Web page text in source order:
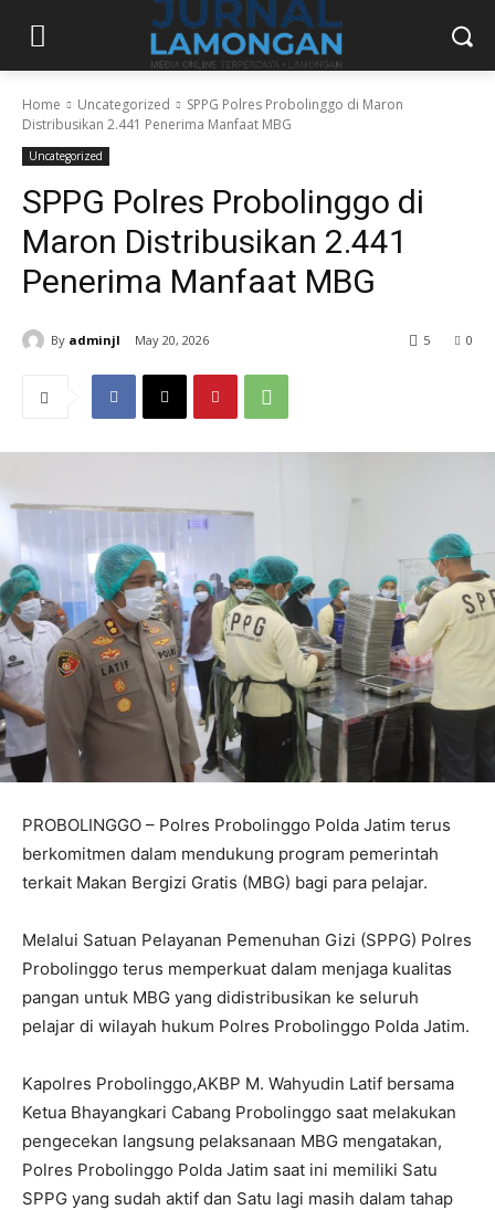
Home Uncategorized
SPPG Polres Probolinggo di Maron
Distribusikan 2.441 Penerima Manfaat MBG
Uncategorized
SPPG Polres Probolinggo di
Maron Distribusikan 2.441
Penerima Manfaat MBG
By adminjl May 20, 2026 0
5
PROBOLINGGO – Polres Probolinggo Polda Jatim terus
berkomitmen dalam mendukung program pemerintah
terkait Makan Bergizi Gratis (MBG) bagi para pelajar.
Melalui Satuan Pelayanan Pemenuhan Gizi (SPPG) Polres
Probolinggo terus memperkuat dalam menjaga kualitas
pangan untuk MBG yang didistribusikan ke seluruh
pelajar di wilayah hukum Polres Probolinggo Polda Jatim.
Kapolres Probolinggo,AKBP M. Wahyudin Latif bersama
Ketua Bhayangkari Cabang Probolinggo saat melakukan
pengecekan langsung pelaksanaan MBG mengatakan,
Polres Probolinggo Polda Jatim saat ini memiliki Satu
SPPG yang sudah aktif dan Satu lagi masih dalam tahap